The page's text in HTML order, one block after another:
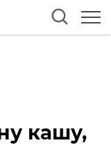
кашу,